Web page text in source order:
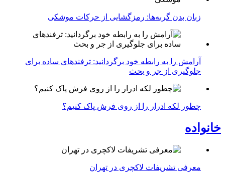
زبان بدن گربه‌ها: رمزگشایی از حرکات موشکی
آرامش را به رابطه خود برگردانید: ترفندهای ساده برای
جلوگیری از جر و بحث
چطور لکه ادرار را از روی فرش پاک کنیم؟
خانواده
معرفی تشریفات لاکچری در تهران